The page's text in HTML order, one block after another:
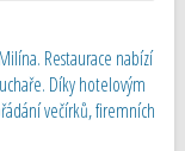
Restaurace nabízí
Díky hotelovým
večírků, firemních